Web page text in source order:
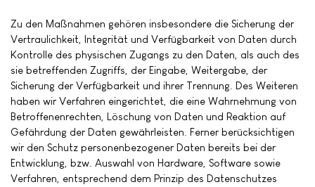
Zu den Maßnahmen gehören insbesondere die Sicherung der
Vertraulichkeit, Integrität und Verfügbarkeit von Daten durch
Kontrolle des physischen Zugangs zu den Daten, als auch des
sie betreffenden Zugriffs, der Eingabe, Weitergabe, der
Sicherung der Verfügbarkeit und ihrer Trennung. Des Weiteren
haben wir Verfahren eingerichtet, die eine Wahrnehmung von
Betroffenenrechten, Löschung von Daten und Reaktion auf
Gefährdung der Daten gewährleisten. Ferner berücksichtigen
wir den Schutz personenbezogener Daten bereits bei der
Entwicklung, bzw. Auswahl von Hardware, Software sowie
Verfahren, entsprechend dem Prinzip des Datenschutzes